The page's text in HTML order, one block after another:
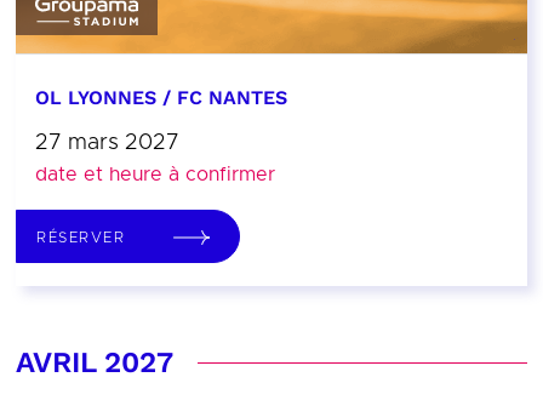
OL LYONNES / FC NANTES
27 mars 2027
date et heure à confirmer
RÉSERVER
AVRIL 2027